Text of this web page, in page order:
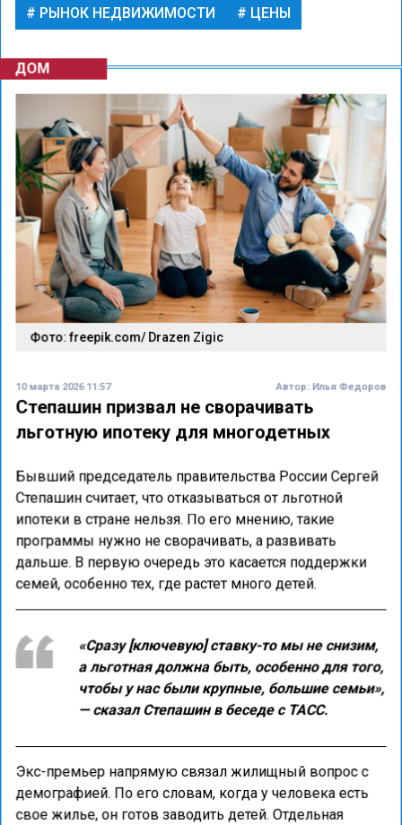
РЫНОК НЕДВИЖИМОСТИ
ЦЕНЫ
ДОМ
Фото: freepik.com/ Drazen Zigic
10 марта 2026 11:57 Автор: Илья Федоров
Степашин призвал не сворачивать
льготную ипотеку для многодетных
Бывший председатель правительства России Сергей
Степашин считает, что отказываться от льготной
ипотеки в стране нельзя. По его мнению, такие
программы нужно не сворачивать, а развивать
дальше. В первую очередь это касается поддержки
семей, особенно тех, где растет много детей.
«Сразу [ключевую] ставку-то мы не снизим,
а льготная должна быть, особенно для того,
чтобы у нас были крупные, большие семьи»,
— сказал Степашин в беседе с ТАСС.
Экс-премьер напрямую связал жилищный вопрос с
демографией. По его словам, когда у человека есть
свое жилье, он готов заводить детей. Отдельная